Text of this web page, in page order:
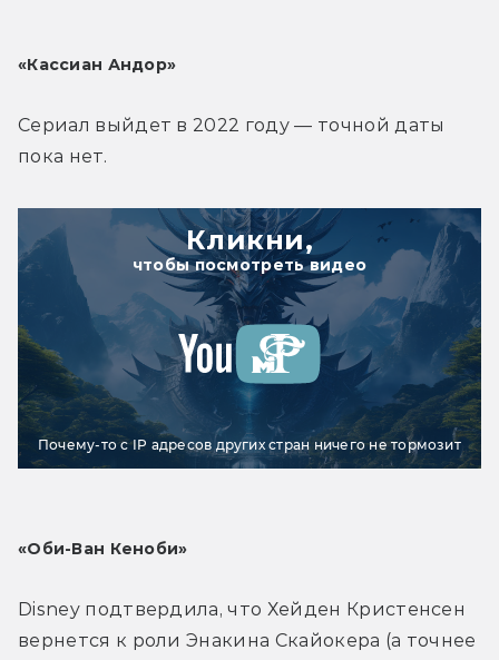
«Кассиан Андор»
Сериал выйдет в 2022 году — точной даты
пока нет.
Кликни,
чтобы посмотреть видео
Почему-то с IP адресов других стран ничего не тормозит
«Оби-Ван Кеноби»
Disney подтвердила, что Хейден Кристенсен
вернется к роли Энакина Скайокера (а точнее